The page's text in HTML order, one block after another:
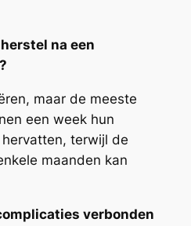
na een
maar de meeste
een week hun
terwijl de
maanden kan
verbonden